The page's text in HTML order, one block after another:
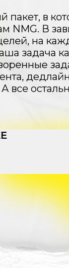
пакет, в
NMG. В
на
задача
все